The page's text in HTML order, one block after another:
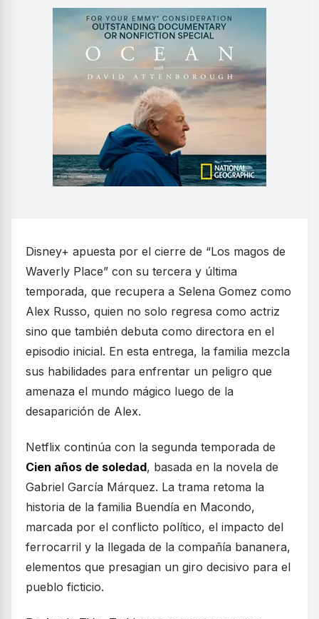
Disney+ apuesta por el cierre de “Los magos de
Waverly Place” con su tercera y última
temporada, que recupera a Selena Gomez como
Alex Russo, quien no solo regresa como actriz
sino que también debuta como directora en el
episodio inicial. En esta entrega, la familia mezcla
sus habilidades para enfrentar un peligro que
amenaza el mundo mágico luego de la
desaparición de Alex.
Netflix continúa con la segunda temporada de
Cien años de soledad, basada en la novela de
Gabriel García Márquez. La trama retoma la
historia de la familia Buendía en Macondo,
marcada por el conflicto político, el impacto del
ferrocarril y la llegada de la compañía bananera,
elementos que presagian un giro decisivo para el
pueblo ficticio.